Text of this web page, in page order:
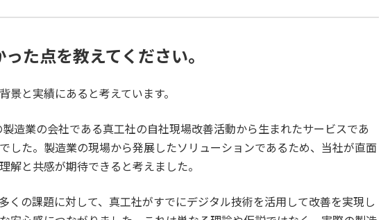
た点を教えてください。
景と実績にあると考えています。
造業の会社である真工社の自社現場改善活動から生まれたサービスであ
した。製造業の現場から発展したソリューションであるため、当社が直面
解と共感が期待できると考えました。
くの課題に対して、真工社がすでにデジタル技術を活用して改善を実現し